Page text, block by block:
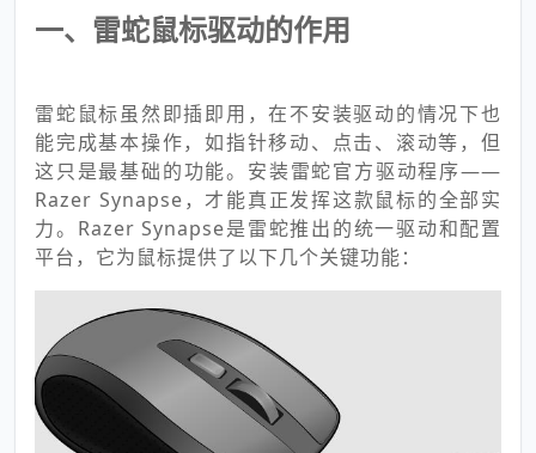
一、雷蛇鼠标驱动的作用
雷蛇鼠标虽然即插即用，在不安装驱动的情况下也
能完成基本操作，如指针移动、点击、滚动等，但
这只是最基础的功能。安装雷蛇官方驱动程序——
Razer Synapse，才能真正发挥这款鼠标的全部实
力。Razer Synapse是雷蛇推出的统一驱动和配置
平台，它为鼠标提供了以下几个关键功能：